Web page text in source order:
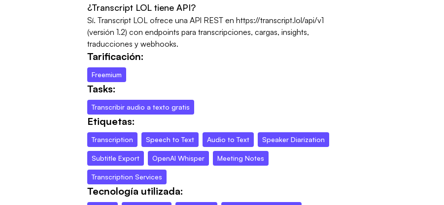
¿Transcript LOL tiene API?
Sí. Transcript LOL ofrece una API REST en https://transcript.lol/api/v1
(versión 1.2) con endpoints para transcripciones, cargas, insights,
traducciones y webhooks.
Tarificación:
Freemium
Tasks:
Transcribir audio a texto gratis
Etiquetas:
Transcription Speech to Text Audio to Text Speaker Diarization
Subtitle Export OpenAI Whisper Meeting Notes
Transcription Services
Tecnología utilizada: